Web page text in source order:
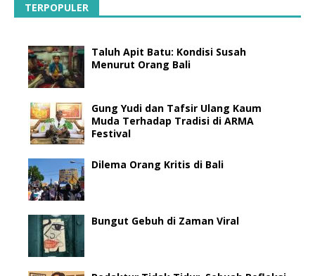
TERPOPULER
Taluh Apit Batu: Kondisi Susah
Menurut Orang Bali
Gung Yudi dan Tafsir Ulang Kaum
Muda Terhadap Tradisi di ARMA
Festival
Dilema Orang Kritis di Bali
Bungut Gebuh di Zaman Viral